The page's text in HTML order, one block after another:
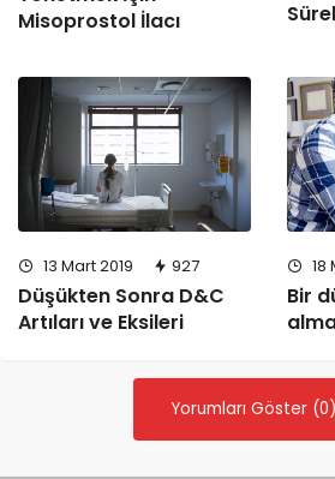
Misoprostol İlacı
13 Mart 2019 927
Düşükten Sonra D&C
Artıları ve Eksileri
18
Bir
Yorumları Göster (0)